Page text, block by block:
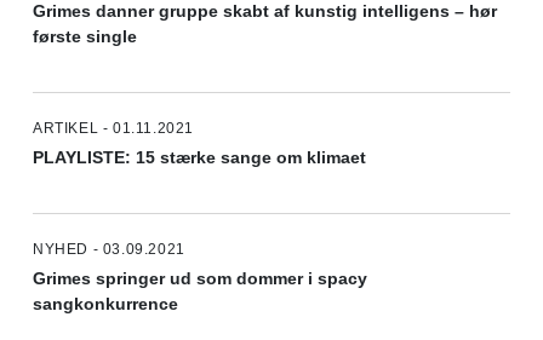
Grimes danner gruppe skabt af kunstig intelligens – hør
første single
ARTIKEL - 01.11.2021
PLAYLISTE: 15 stærke sange om klimaet
NYHED - 03.09.2021
Grimes springer ud som dommer i spacy
sangkonkurrence